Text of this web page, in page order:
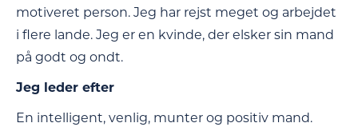
motiveret person. Jeg har rejst meget og arbejdet
i flere lande. Jeg er en kvinde, der elsker sin mand
på godt og ondt.
Jeg leder efter
En intelligent, venlig, munter og positiv mand.